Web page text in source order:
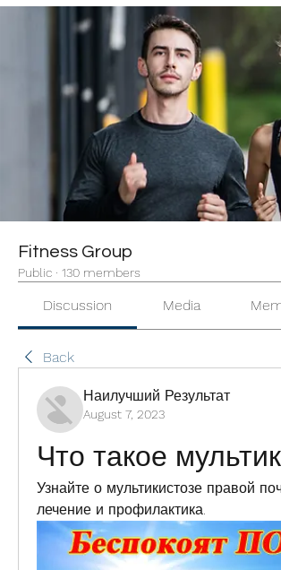
Fitness Group
Public · 130 members
Discussion Media
Back
Наилучший Результат
August 7, 2023
Что такое
Узнайте о мультикистозе правой
лечение и профилактика.